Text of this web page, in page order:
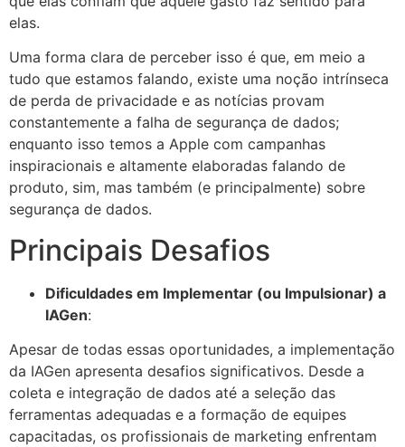
elas.
Uma forma clara de perceber isso é que, em meio a
tudo que estamos falando, existe uma noção intrínseca
de perda de privacidade e as notícias provam
constantemente a falha de segurança de dados;
enquanto isso temos a Apple com campanhas
inspiracionais e altamente elaboradas falando de
produto, sim, mas também (e principalmente) sobre
segurança de dados.
Principais Desafios
Dificuldades em Implementar (ou Impulsionar) a
IAGen:
Apesar de todas essas oportunidades, a implementação
da IAGen apresenta desafios significativos. Desde a
coleta e integração de dados até a seleção das
ferramentas adequadas e a formação de equipes
capacitadas, os profissionais de marketing enfrentam